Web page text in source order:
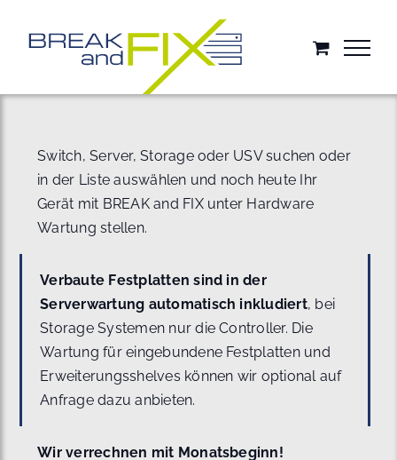
springen
Switch, Server, Storage oder USV suchen oder
in der Liste auswählen und noch heute Ihr
Gerät mit BREAK and FIX unter Hardware
Wartung stellen.
Verbaute Festplatten sind in der
Serverwartung automatisch inkludiert, bei
Storage Systemen nur die Controller. Die
Wartung für eingebundene Festplatten und
Erweiterungsshelves können wir optional auf
Anfrage dazu anbieten.
Wir verrechnen mit Monatsbeginn!